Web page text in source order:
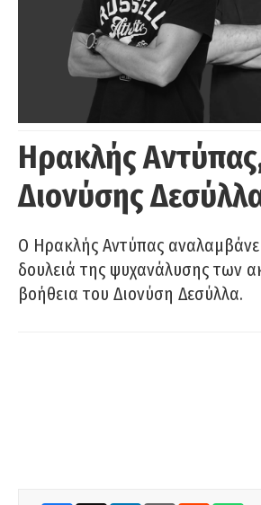
Ηρακλής
Διονύσης
Ο Ηρακλής Αντύπας
δουλειά της ψυχανάλυσης των
βοήθεια του Διονύση Δεσύλλα.